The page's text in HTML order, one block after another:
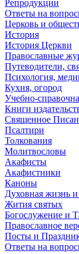
Репродукции
Ответы на
Церковь и
История
История Церкви
Православные
Путеводители,
Психология,
Кухня, огород
Учебно-
Книги
Священное
Псалтири
Толкования
Молитвословы
Акафисты
Акафистники
Каноны
Духовная жизнь и
Жития святых
Богослужение и
Православное
Посты и
Ответы на